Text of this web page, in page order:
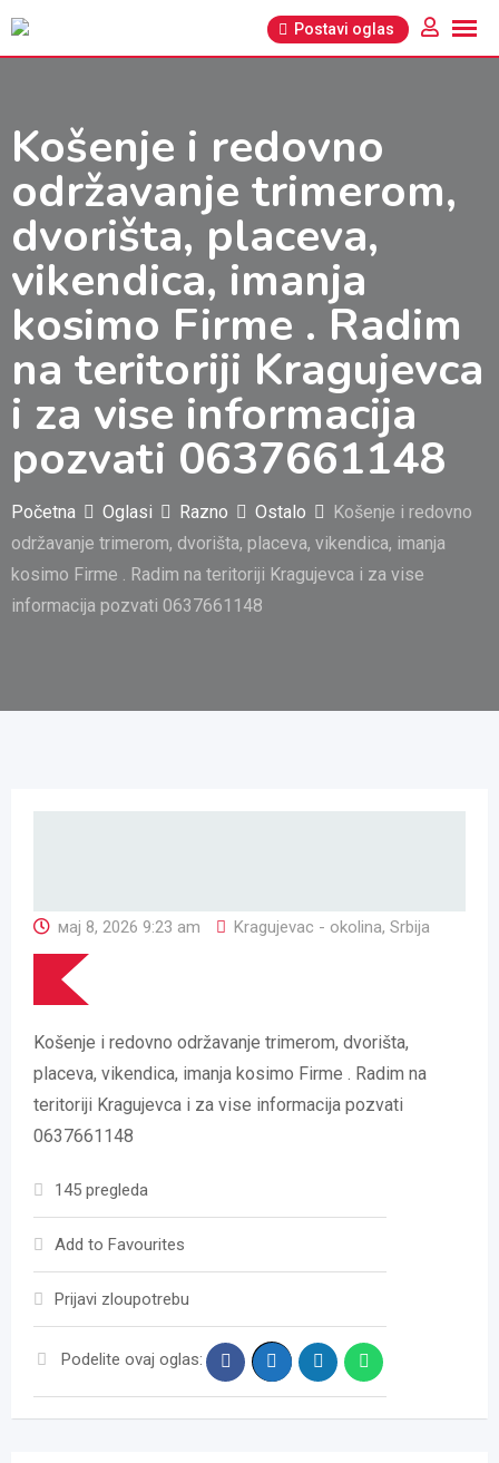
Pređi
Postavi oglas
Košenje i redovno
održavanje trimerom,
dvorišta, placeva,
vikendica, imanja
kosimo Firme . Radim
na teritoriji Kragujevca
i za vise informacija
pozvati 0637661148
Početna Oglasi Razno Ostalo
Košenje i redovno
održavanje trimerom, dvorišta, placeva, vikendica, imanja
kosimo Firme . Radim na teritoriji Kragujevca i za vise
informacija pozvati 0637661148
мај 8, 2026 9:23 am Kragujevac - okolina, Srbija
Košenje i redovno održavanje trimerom, dvorišta,
placeva, vikendica, imanja kosimo Firme . Radim na
teritoriji Kragujevca i za vise informacija pozvati
0637661148
145 pregleda
Add to Favourites
Prijavi zloupotrebu
Podelite ovaj oglas: